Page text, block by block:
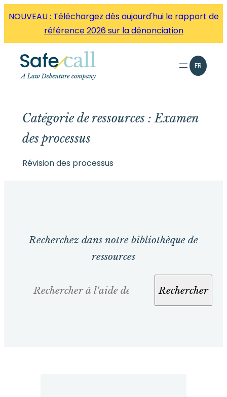
directement
contenu
NOUVEAU : Téléchargez dès aujourd'hui le rapport de
référence 2026 sur la dénonciation
FR
Catégorie de ressources :Examen
des processus
Révision des processus
Recherchez dans notre bibliothèque de
ressources
Rechercher